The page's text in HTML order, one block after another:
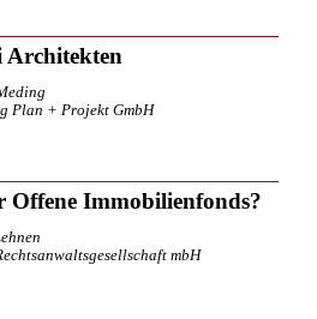
Architekten
Plan + Projekt GmbH
Offene Immobilienfonds?
mbH